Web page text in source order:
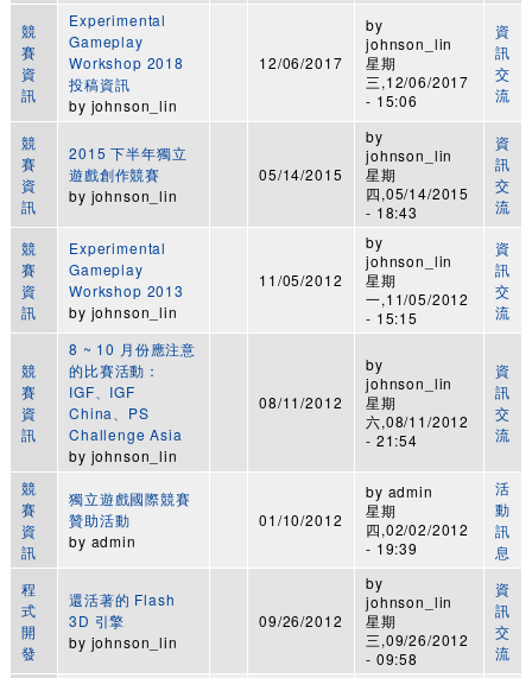
競
賽
資
訊
Experimental
Gameplay
Workshop 2018
投稿資訊
by johnson_lin
12/06/2017
by
johnson_lin
星期
三,12/06/2017
- 15:06
資
訊
交
流
競
賽
資
訊
2015 下半年獨立
遊戲創作競賽
by johnson_lin
05/14/2015
by
johnson_lin
星期
四,05/14/2015
- 18:43
資
訊
交
流
競
賽
資
訊
Experimental
Gameplay
Workshop 2013
by johnson_lin
11/05/2012
by
johnson_lin
星期
一,11/05/2012
- 15:15
資
訊
交
流
競
賽
資
訊
8 ~ 10 月份應注意
的比賽活動：
IGF、IGF
China、PS
Challenge Asia
by johnson_lin
08/11/2012
by
johnson_lin
星期
六,08/11/2012
- 21:54
資
訊
交
流
競
賽
資
訊
獨立遊戲國際競賽
贊助活動
by admin
01/10/2012
by admin
星期
四,02/02/2012
- 19:39
活
動
訊
息
程
式
開
發
還活著的 Flash
3D 引擎
by johnson_lin
09/26/2012
by
johnson_lin
星期
三,09/26/2012
- 09:58
資
訊
交
流